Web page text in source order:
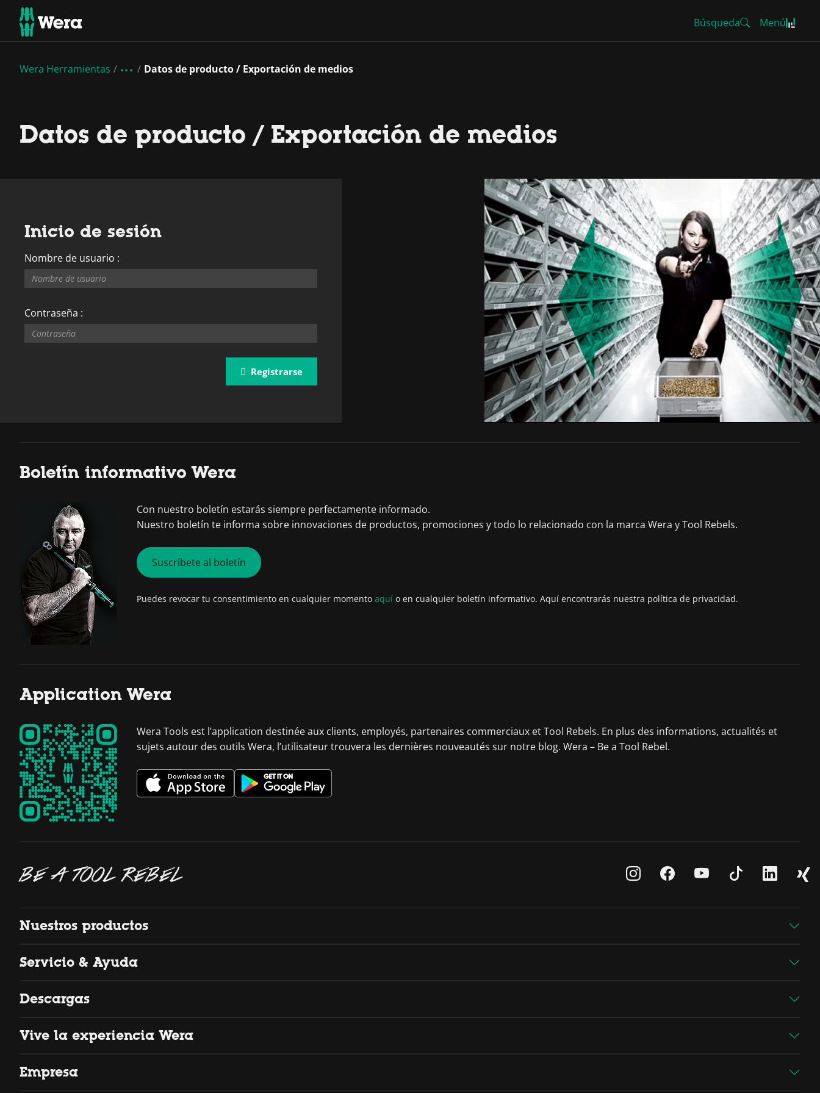
Búsqueda Menú
Wera Herramientas Datos de producto / Exportación de medios
Datos de producto / Exportación de medios
Inicio de sesión
Nombre de usuario :
Contraseña :
Registrarse
Boletín informativo Wera
Con nuestro boletín estarás siempre perfectamente informado.
Nuestro boletín te informa sobre innovaciones de productos, promociones y todo lo relacionado con la marca Wera y Tool Rebels.
Suscríbete al boletín
Puedes revocar tu consentimiento en cualquier momento aquí o en cualquier boletín informativo. Aquí encontrarás nuestra política de privacidad.
Application Wera
Wera Tools est l’application destinée aux clients, employés, partenaires commerciaux et Tool Rebels. En plus des informations, actualités et
sujets autour des outils Wera, l’utilisateur trouvera les dernières nouveautés sur notre blog. Wera – Be a Tool Rebel.
BE A TOOL REBEL
Nuestros productos
Servicio & Ayuda
Descargas
Vive la experiencia Wera
Empresa